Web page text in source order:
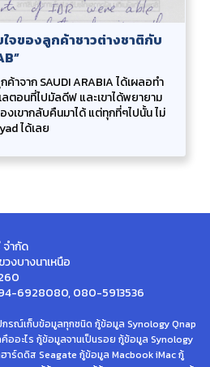
จของลูกค้าชาวต่างชาติกับ
าจาก SAUDI ARABIA ได้เผลอทำ
ตอนที่ไปมัลดีฟ และเขาได้พยายาม
เขากลับคืนมาได้ แต่ทุกที่ๆไปนั้น ไม่
ได้เลย
จำกัด
งบางนาเหนือ
6928080, 080-5913536
รณ์เก็บข้อมูลทุกชนิด กู้ข้อมูล Synology Qnap
อะไร กู้ข้อมูลจานเป็นรอย กู้ข้อมูล Synology
าร์ดดิส Seagate กู้ข้อมูล Macbook iMac กู้